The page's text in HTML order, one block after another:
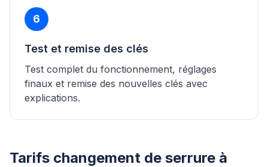
6
Test et remise des clés
Test complet du fonctionnement, réglages
finaux et remise des nouvelles clés avec
explications.
Tarifs changement de serrure à